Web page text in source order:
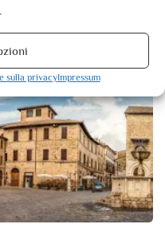
sulla privacyImpressum